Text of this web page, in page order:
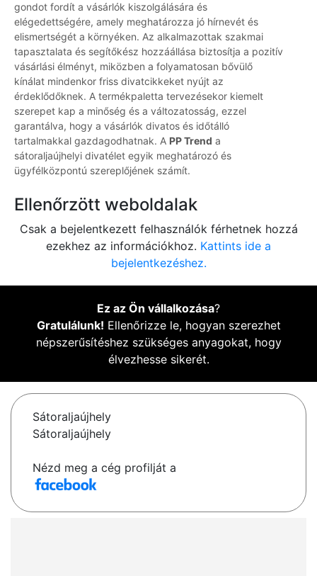
gondot fordít a vásárlók kiszolgálására és
elégedettségére, amely meghatározza jó hírnevét és
elismertségét a környéken. Az alkalmazottak szakmai
tapasztalata és segítőkész hozzáállása biztosítja a pozitív
vásárlási élményt, miközben a folyamatosan bővülő
kínálat mindenkor friss divatcikkeket nyújt az
érdeklődőknek. A termékpaletta tervezésekor kiemelt
szerepet kap a minőség és a változatosság, ezzel
garantálva, hogy a vásárlók divatos és időtálló
tartalmakkal gazdagodhatnak. A PP Trend a
sátoraljaújhelyi divatélet egyik meghatározó és
ügyfélközpontú szereplőjének számít.
Ellenőrzött weboldalak
Csak a bejelentkezett felhasználók férhetnek hozzá
ezekhez az információkhoz. Kattints ide a
bejelentkezéshez.
Ez az Ön vállalkozása?
Gratulálunk! Ellenőrizze le, hogyan szerezhet
népszerűsítéshez szükséges anyagokat, hogy
élvezhesse sikerét.
Sátoraljaújhely
Sátoraljaújhely
Nézd meg a cég profilját a